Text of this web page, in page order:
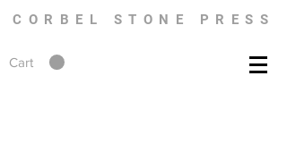
CORBEL STONE PRESS
Cart